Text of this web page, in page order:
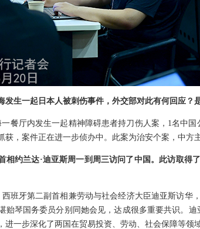
发生一起日本人被刺伤事件，外交部对此有何回应？
餐厅内发生一起精神障碍患者持刀伤人案，1名中
获，案件正在进一步侦办中。此案为治安个案，中方
相约兰达·迪亚斯周一到周三访问了中国。此访取得
西班牙第二副首相兼劳动与社会经济大臣迪亚斯访华
贻琴国务委员分别同她会见，达成很多重要共识。
进一步深化了两国在贸易投资、劳动、社会保障等领